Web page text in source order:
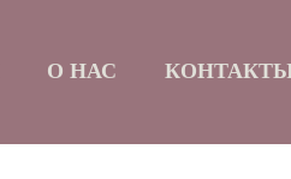
О НАС